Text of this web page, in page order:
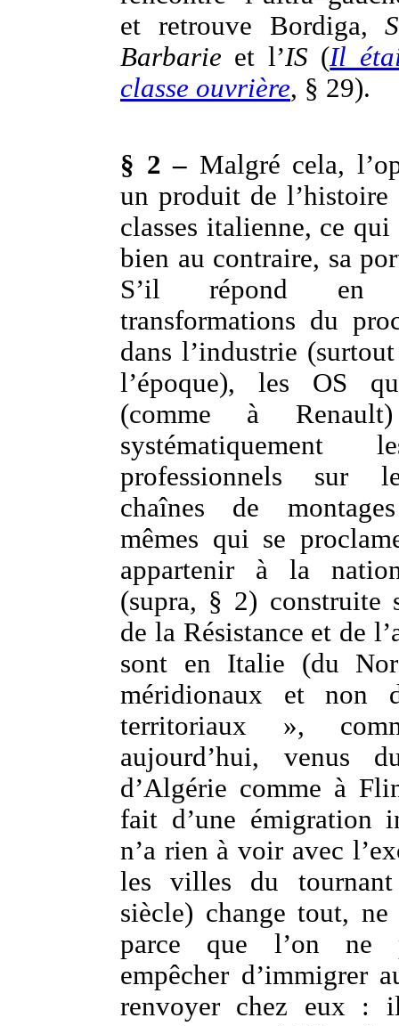
et retrouve Bordiga,
Barbarie et l’IS (Il
classe ouvrière, § 29).
§ 2 – Malgré cela,
un produit de
classes italienne, ce
bien au contraire, sa
S’il répond en
transformations du
dans l’industrie
l’époque), les OS
(comme à Renault)
systématiquement
professionnels sur
chaînes de
mêmes qui se
appartenir à la
(supra, § 2) construite
de la Résistance et de
sont en Italie (du
méridionaux et non
territoriaux »,
aujourd’hui, venus
d’Algérie comme à
fait d’une émigration
n’a rien à voir avec
les villes du
siècle) change tout, ne
parce que l’on
empêcher d’immigrer
renvoyer chez eux :